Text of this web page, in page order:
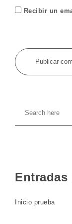
Recibir un
Entradas
Inicio prueba